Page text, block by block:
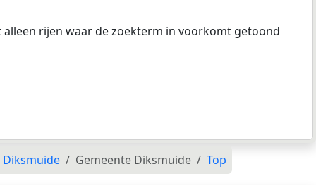
rijen waar de zoekterm in voorkomt getoond
Gemeente Diksmuide Top